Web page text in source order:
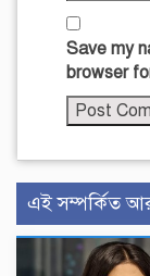
Save my
browser
এই সম্পর্কিত